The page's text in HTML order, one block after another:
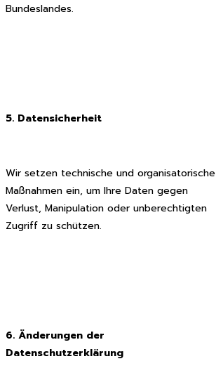
Bundeslandes.
5. Datensicherheit
Wir setzen technische und organisatorische
Maßnahmen ein, um Ihre Daten gegen
Verlust, Manipulation oder unberechtigten
Zugriff zu schützen.
6. Änderungen der
Datenschutzerklärung